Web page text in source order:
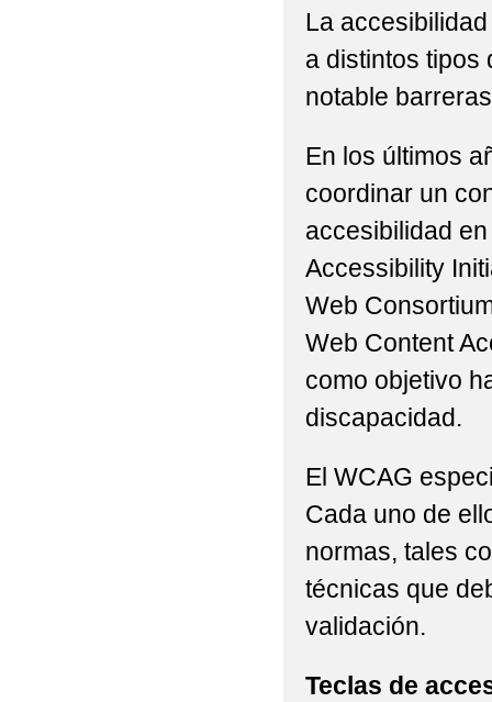
La
a distintos tipos
notable
En los últimos
coordinar un
accesibilidad
Accessibility
Web
Web Content
como objetivo
discapacidad.
El WCAG
Cada uno de
normas, tales
técnicas que
validación.
Teclas de